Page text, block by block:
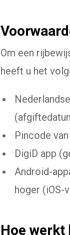
Om een
heeft u het
Pincode
DigiD app
Android-
hoger (iOS-
Hoe werkt